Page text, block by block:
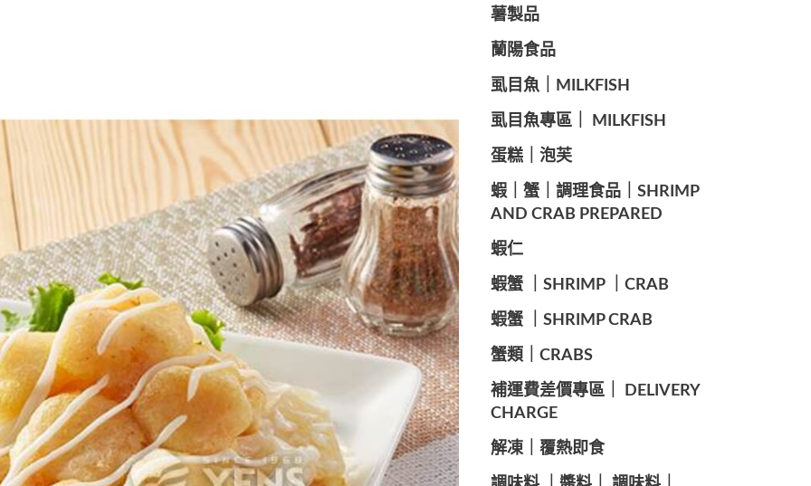
️薯製品
蘭陽食品
️虱目魚｜MILKFISH
️虱目魚專區｜ MILKFISH
️蛋糕｜泡芙
️蝦｜蟹｜調理食品｜SHRIMP
AND CRAB PREPARED
️蝦仁
️蝦蟹 ｜SHRIMP ｜CRAB
️蝦蟹 ｜SHRIMP CRAB
️蟹類｜CRABS
️補運費差價專區｜ DELIVERY
CHARGE
️解凍｜覆熱即食